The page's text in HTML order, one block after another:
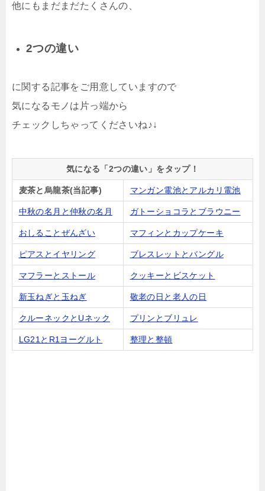
他にもまだまだたくさんの、
2つの違い
に関する記事をご用意していますので
気になるモノは片っ端から
チェックしちゃってくださいね♪↓
気になる「2つの違い」をタップ！
麦茶と烏龍茶(当記事) マンガン電池とアルカリ電池
中秋の名月と仲秋の名月 ガトーショコラとブラウニー
おしることぜんざい マフィンとカップケーキ
ピアスとイヤリング ブレスレットとバングル
マフラーとストール クッキーとビスケット
新玉ねぎと玉ねぎ 敬老の日と老人の日
クルーネックとUネック プリンとブリュレ
LG21とR1ヨーグルト 整理と整頓